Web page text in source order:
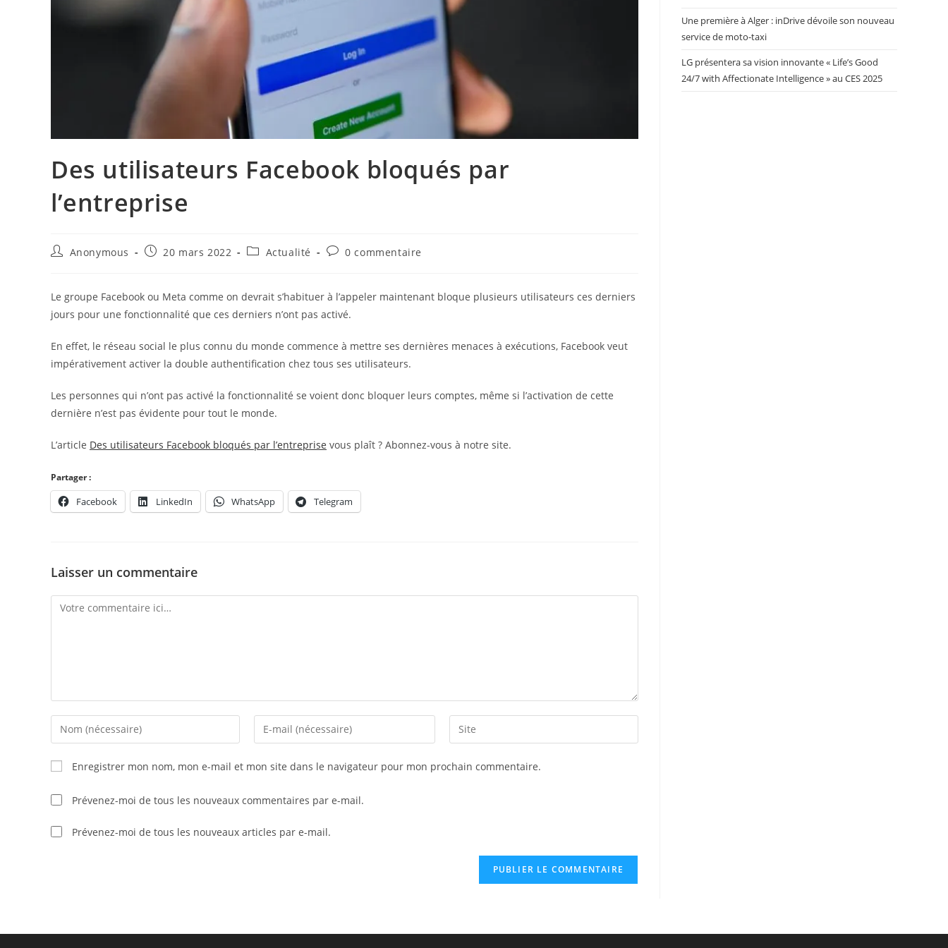
Des utilisateurs Facebook bloqués par
l’entreprise
Auteur/autrice
publication :
Anonymous
Publication
20 mars 2022
PostActualité
Commentaires
publication :
0 commentaire
Le groupe Facebook ou Meta comme on devrait s’habituer à l’appeler maintenant bloque plusieurs utilisateurs ces derniers
jours pour une fonctionnalité que ces derniers n’ont pas activé.
En effet, le réseau social le plus connu du monde commence à mettre ses dernières menaces à exécutions, Facebook veut
impérativement activer la double authentification chez tous ses utilisateurs.
Les personnes qui n’ont pas activé la fonctionnalité se voient donc bloquer leurs comptes, même si l’activation de cette
dernière n’est pas évidente pour tout le monde.
L’article Des utilisateurs Facebook bloqués par l’entreprise vous plaît ? Abonnez-vous à notre site.
Partager :
Facebook LinkedIn WhatsApp Telegram
Laisser un commentaire
Comment
Enter
your
name
or
username
comment
Enter
your
Saisir
l’URL
Enregistrer mon nom, mon e-mail et mon site dans le navigateur pour mon prochain commentaire.
Prévenez-moi de tous les nouveaux commentaires par e-mail.
Prévenez-moi de tous les nouveaux articles par e-mail.
Une première à Alger : inDrive dévoile son nouveau
service de moto-taxi
LG présentera sa vision innovante « Life’s Good
24/7 with Affectionate Intelligence » au CES 2025